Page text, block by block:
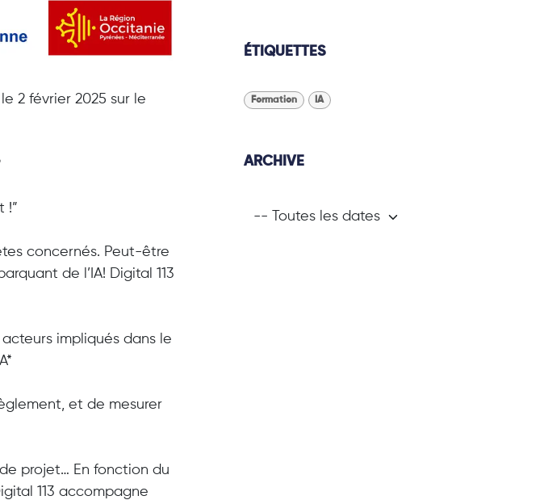
le 2 février 2025 sur le
!”
concernés. Peut-être
de l’IA! Digital 113
impliqués dans le
et de mesurer
projet… En fonction du
113 accompagne
ÉTIQUETTES
Formation IA
ARCHIVE